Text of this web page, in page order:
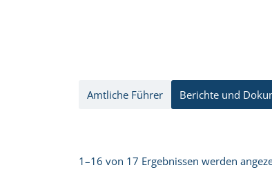
Amtliche Führer Berichte und
1–16 von 17 Ergebnissen werden